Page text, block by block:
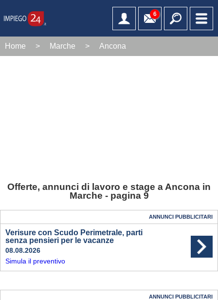
6
Home > Marche > Ancona
Offerte, annunci di lavoro e stage a Ancona in
Marche - pagina 9
ANNUNCI PUBBLICITARI
Verisure con Scudo Perimetrale, parti
senza pensieri per le vacanze
08.08.2026
Simula il preventivo
ANNUNCI PUBBLICITARI